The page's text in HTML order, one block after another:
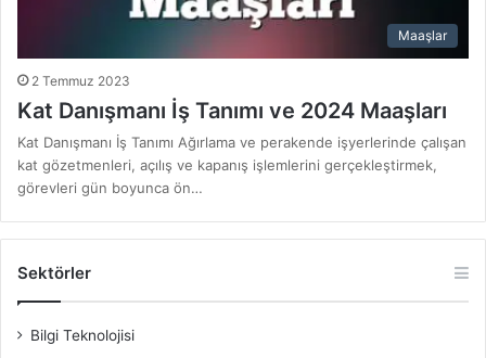
Maaşlar
2 Temmuz 2023
Kat Danışmanı İş Tanımı ve 2024 Maaşları
Kat Danışmanı İş Tanımı Ağırlama ve perakende işyerlerinde çalışan
kat gözetmenleri, açılış ve kapanış işlemlerini gerçekleştirmek,
görevleri gün boyunca ön…
Sektörler
Bilgi Teknolojisi